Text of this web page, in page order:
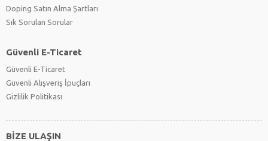
Doping Satın Alma Şartları
Sık Sorulan Sorular
Güvenli E-Ticaret
Güvenli E-Ticaret
Güvenli Alışveriş İpuçları
Gizlilik Politikası
BİZE ULAŞIN